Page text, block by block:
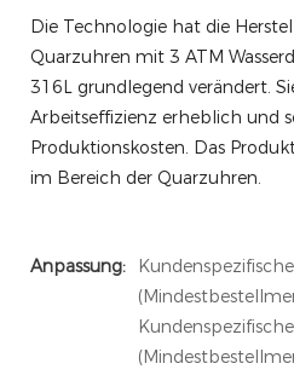
Die Technologie hat die
Quarzuhren mit 3 ATM
316L grundlegend verändert.
Arbeitseffizienz erheblich und
Produktionskosten. Das
im Bereich der Quarzuhren.
Anpassung: